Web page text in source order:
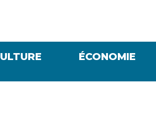
ÉCONOMIE